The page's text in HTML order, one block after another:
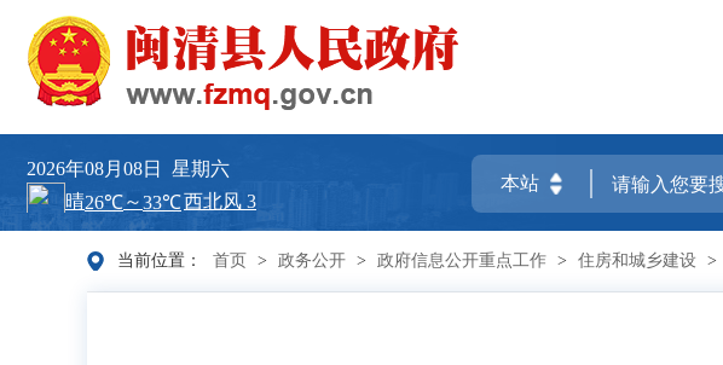
2026年08月08日 星期六
当前位置： 首页 > 政务公开 > 政府信息公开重点工作 > 住房和城乡建设 >